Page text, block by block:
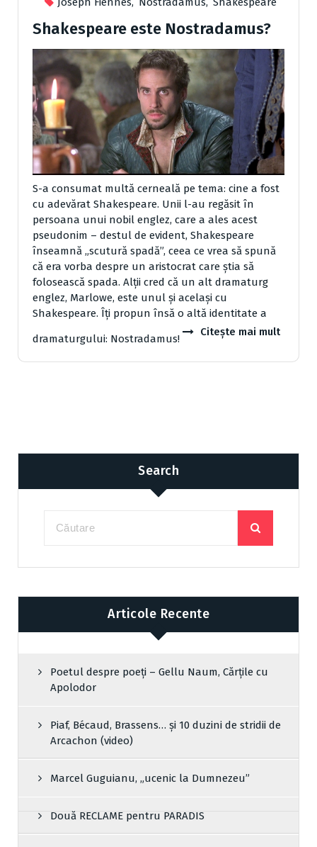
Shakespeare este Nostradamus?
S-a consumat multă cerneală pe tema: cine a fost
cu adevărat Shakespeare. Unii l-au regăsit în
persoana unui nobil englez, care a ales acest
pseudonim – destul de evident, Shakespeare
înseamnă „scutură spadă”, ceea ce vrea să spună
că era vorba despre un aristocrat care știa să
folosească spada. Alții cred că un alt dramaturg
englez, Marlowe, este unul și același cu
Shakespeare. Îți propun însă o altă identitate a
dramaturgului: Nostradamus!
Citește mai mult
Search
Articole Recente
Poetul despre poeți – Gellu Naum, Cărțile cu
Apolodor
Piaf, Bécaud, Brassens… și 10 duzini de stridii de
Arcachon (video)
Marcel Guguianu, „ucenic la Dumnezeu”
Două RECLAME pentru PARADIS